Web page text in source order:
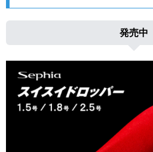
発売中